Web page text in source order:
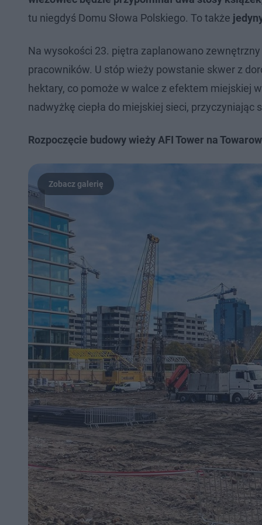
tu niegdyś Domu Słowa Polskiego. To także
Na wysokości 23. piętra zaplanowano
pracowników. U stóp wieży powstanie skwer z
hektary, co pomoże w walce z efektem miejskiej
nadwyżkę ciepła do miejskiej sieci,
Rozpoczęcie budowy wieży AFI Tower na